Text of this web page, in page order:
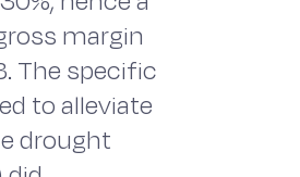
margin
The specific
to alleviate
drought